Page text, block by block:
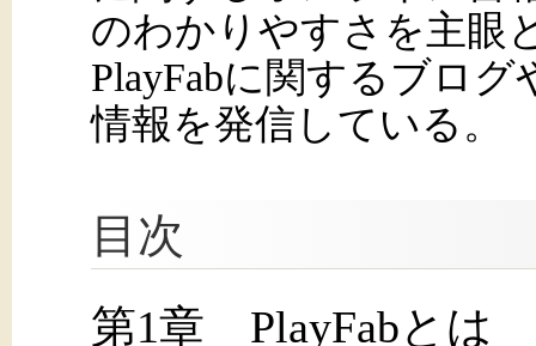
のわかりやすさを主眼
PlayFabに関するブロ
情報を発信している。
目次
第1章 PlayFabとは